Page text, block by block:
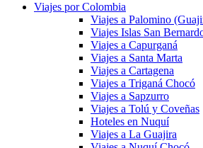
Viajes por Colombia
Viajes a Palomino
Viajes Islas San
Viajes a Capurganá
Viajes a Santa Marta
Viajes a Cartagena
Viajes a Triganá Chocó
Viajes a Sapzurro
Viajes a Tolú y Coveñas
Hoteles en Nuquí
Viajes a La Guajira